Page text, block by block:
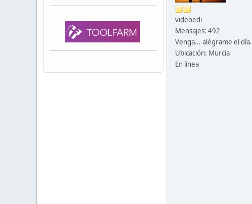
videoedi
Mensajes: 492
Venga... alégrame el día.
Ubicación: Murcia
En línea